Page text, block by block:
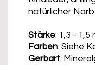
natürlicher
Stärke: 1,3 - 1,5
Farben: Siehe
Gerbart: